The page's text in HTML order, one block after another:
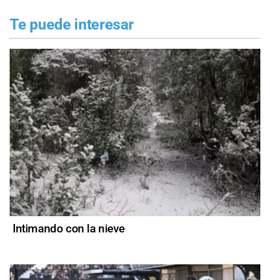
Te puede interesar
Intimando con la nieve